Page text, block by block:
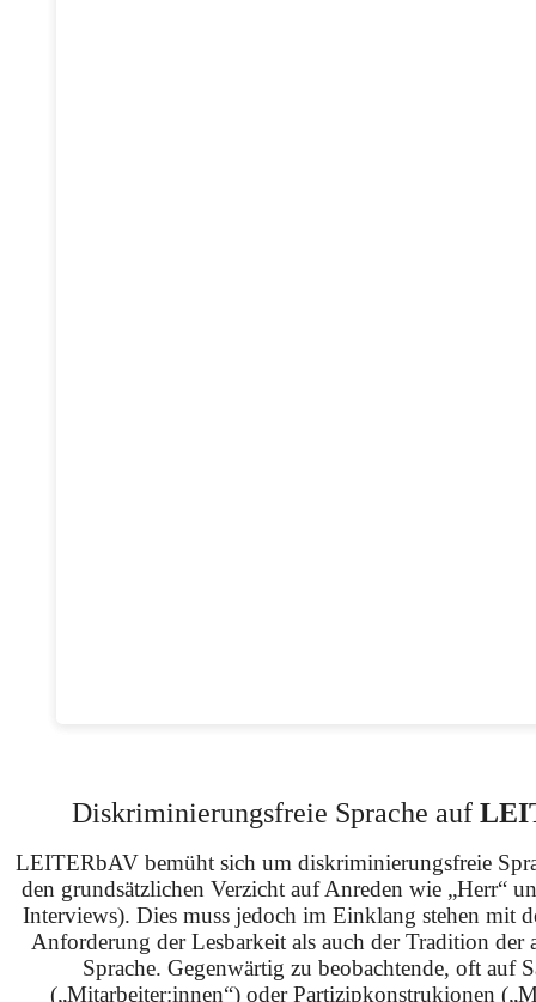
Diskriminierungsfreie Sprache auf
LEITERbAV bemüht sich um diskriminierungsfreie
den grundsätzlichen Verzicht auf Anreden wie „Herr“
Interviews). Dies muss jedoch im Einklang stehen mit
Anforderung der Lesbarkeit als auch der Tradition der
Sprache. Gegenwärtig zu beobachtende, oft auf
(„Mitarbeiter:innen“) oder Partizipkonstrukionen